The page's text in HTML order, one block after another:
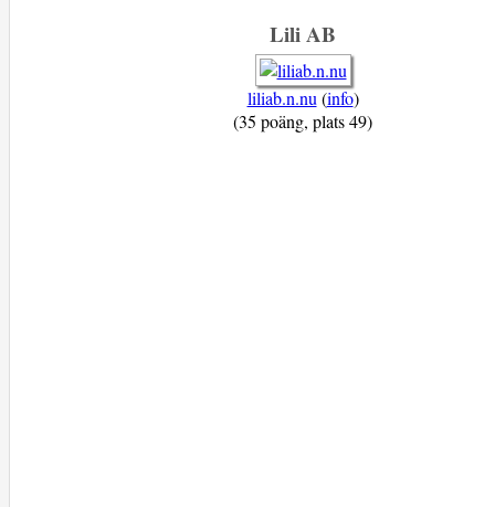
Lili AB
liliab.n.nu (info)
(35 poäng, plats 49)